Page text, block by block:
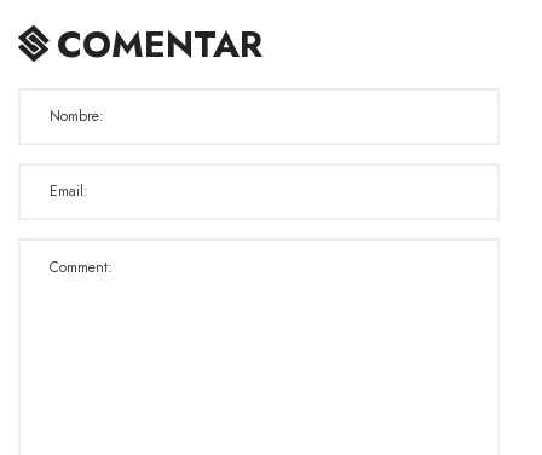
COMENTAR